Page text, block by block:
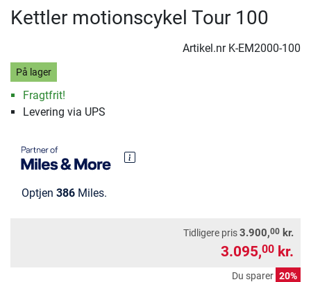
Kettler motionscykel Tour 100
Artikel.nr K-EM2000-100
På lager
Fragtfrit!
Levering via UPS
Optjen 386 Miles.
Tidligere pris3.900,00 kr.
3.095,00 kr.
Du sparer 20%